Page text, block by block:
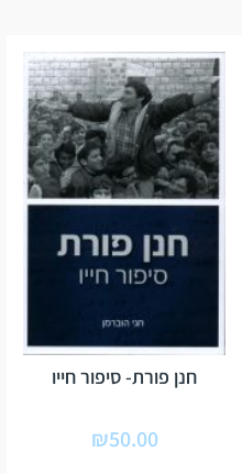
חנן פורת- סיפור חייו
₪50.00